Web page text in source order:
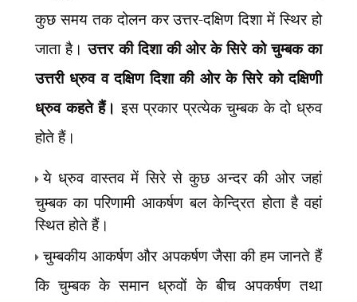
कुछ समय तक दोलन कर उत्तर-दक्षिण दिशा में स्थिर हो
जाता है।उत्तर की दिशा की ओर के सिरे को चुम्बक का
उत्तरी ध्रुव व दक्षिण दिशा की ओर के सिरे को दक्षिणी
ध्रुव कहते हैं। इस प्रकार प्रत्येक चुम्बक के दो ध्रुव
होते हैं।
ये ध्रुव वास्तव में सिरे सेकुछ अन्दर की ओर जहां
चुम्बक का परिणामी आकर्षण बल केन्द्रित होता है वहां
स्थित होते हैं।
चुम्बकीय आकर्षण और अपकर्षण जैसा की हम जानते हैं
कि चुम्बक के समान ध्रुवों के बीच अपकर्षणतथा